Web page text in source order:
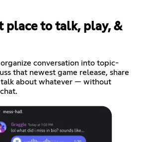
place to talk, play, &
conversation into topic-
that newest game release, share
about whatever — without